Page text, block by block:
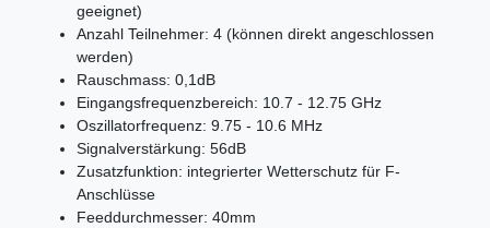
geeignet)
Anzahl Teilnehmer: 4 (können direkt angeschlossen
werden)
Rauschmass: 0,1dB
Eingangsfrequenzbereich: 10.7 - 12.75 GHz
Oszillatorfrequenz: 9.75 - 10.6 MHz
Signalverstärkung: 56dB
Zusatzfunktion: integrierter Wetterschutz für F-
Anschlüsse
Feeddurchmesser: 40mm